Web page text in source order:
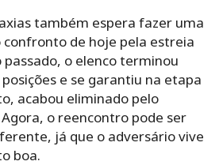
também espera fazer uma
de hoje pela estreia
passado, o elenco terminou
e se garantiu na etapa
acabou eliminado pelo
o reencontro pode ser
já que o adversário vive
boa.